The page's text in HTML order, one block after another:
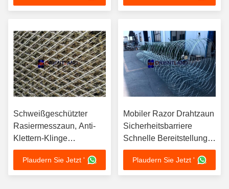
Schweißgeschützter
Rasiermesszaun, Anti-
Klettern-Klinge
Drahtzaun
Plaudern Sie Jetzt '
Mobiler Razor Drahtzaun
Sicherheitsbarriere
Schnelle Bereitstellung
Concertina Spulen
Plaudern Sie Jetzt '